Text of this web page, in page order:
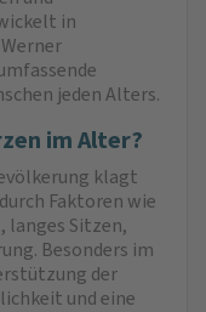
in
jeden Alters.
im Alter?
klagt
Faktoren wie
langes Sitzen,
Besonders im
der
und eine